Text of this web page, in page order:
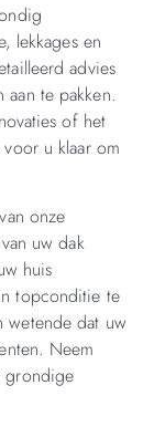
lekkages en
advies
te pakken.
of het
u klaar om
onze
uw dak
huis
topconditie te
wetende dat uw
Neem
grondige